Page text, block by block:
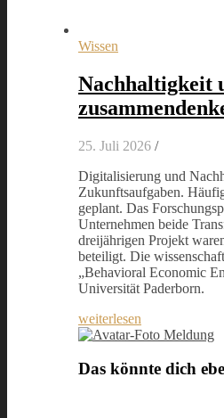
Wissen
Nachhaltigkeit
25. Juli 2026 /
Digitalisierung und
Zukunftsaufgaben.
geplant. Das
Unternehmen beide
dreijährigen Projekt
beteiligt. Die
„Behavioral Economic
Universität Paderborn.
weiterlesen
Meldung
Das könnte dich